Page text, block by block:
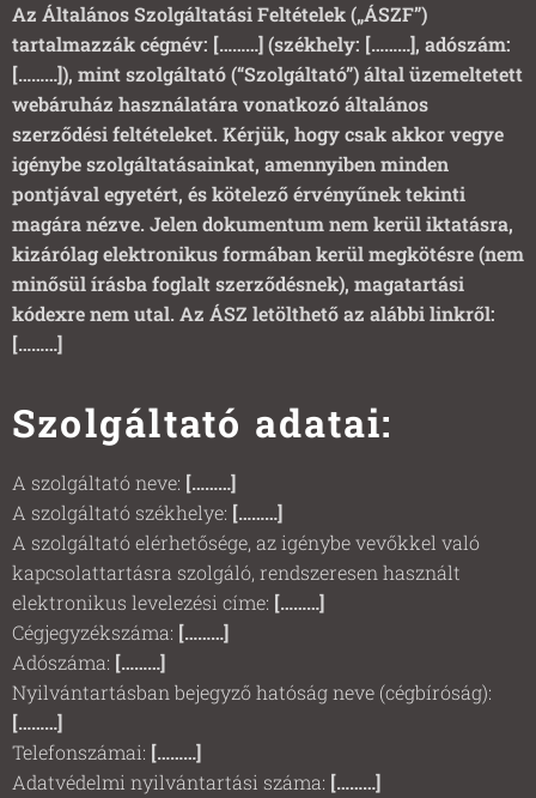
Az Általános Szolgáltatási Feltételek („ÁSZF”)
tartalmazzák cégnév: [………](székhely: [………], adószám:
[………]), mint szolgáltató (“Szolgáltató”) által üzemeltetett
webáruház használatára vonatkozó általános
szerződési feltételeket. Kérjük, hogy csak akkor vegye
igénybe szolgáltatásainkat, amennyiben minden
pontjával egyetért, és kötelező érvényűnek tekinti
magára nézve. Jelen dokumentum nem kerül iktatásra,
kizárólag elektronikus formában kerül megkötésre (nem
minősül írásba foglalt szerződésnek), magatartási
kódexre nem utal. Az ÁSZ letölthető az alábbi linkről:
[………]
Szolgáltató adatai:
A szolgáltató neve: [………]
A szolgáltató székhelye: [………]
A szolgáltató elérhetősége, az igénybe vevőkkel való
kapcsolattartásra szolgáló, rendszeresen használt
elektronikus levelezési címe: [………]
Cégjegyzékszáma: [………]
Adószáma: [………]
Nyilvántartásban bejegyző hatóság neve (cégbíróság):
[………]
Telefonszámai: [………]
Adatvédelmi nyilvántartási száma: [………]